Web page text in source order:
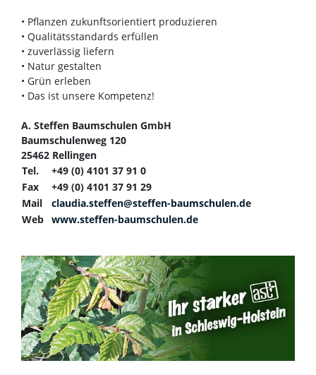
• Pflanzen zukunftsorientiert produzieren
• Qualitätsstandards erfüllen
• zuverlässig liefern
• Natur gestalten
• Grün erleben
• Das ist unsere Kompetenz!
A. Steffen Baumschulen GmbH
Baumschulenweg 120
25462 Rellingen
Tel.
+49 (0) 4101 37 91 0
Fax
+49 (0) 4101 37 91 29
Mail
claudia.steffen@steffen-baumschulen.de
Web www.steffen-baumschulen.de